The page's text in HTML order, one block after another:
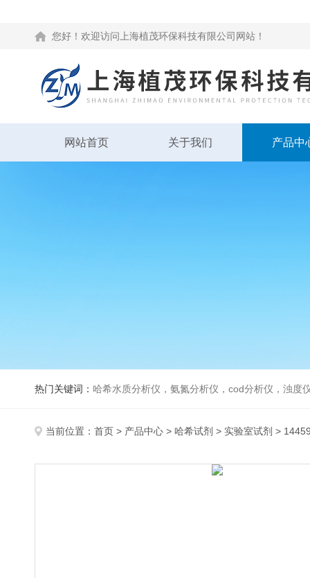
您好！欢迎访问上海植茂环保科技有限公司网站！
网站首页 关于我们 产品中
热门关键词： 哈希水质分析仪，氨氮分析仪，cod分析仪，浊度
当前位置： 首页 > 产品中心 > 哈希试剂 > 实验室试剂 >